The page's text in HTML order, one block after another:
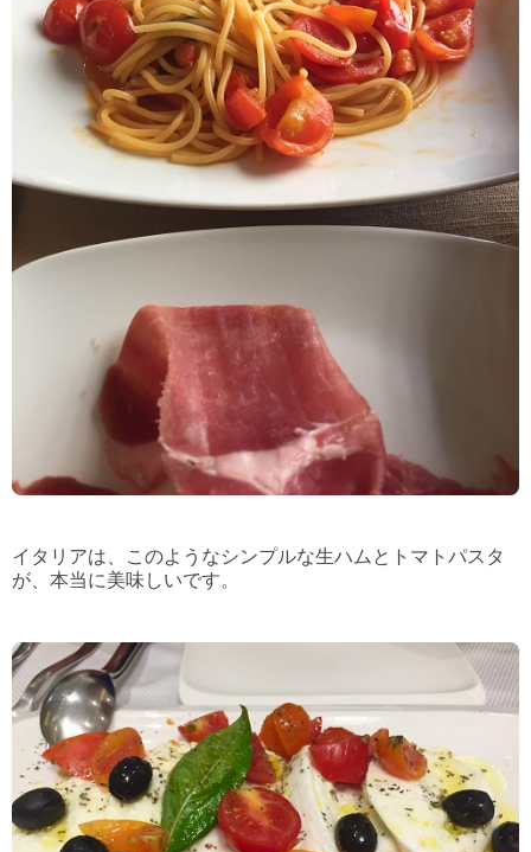
イタリアは、このようなシンプルな生ハムとトマトパスタ
が、本当に美味しいです。